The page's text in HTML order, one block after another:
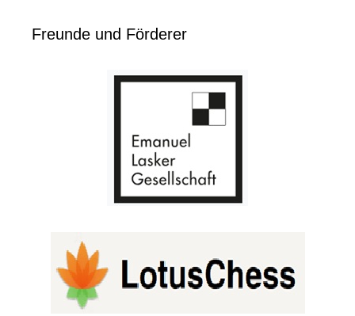
Freunde und Förderer